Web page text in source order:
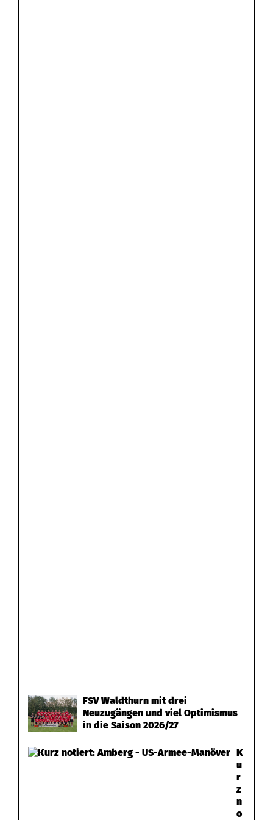
FSV Waldthurn mit drei
Neuzugängen und viel Optimismus
in die Saison 2026/27
K
u
r
z
n
o